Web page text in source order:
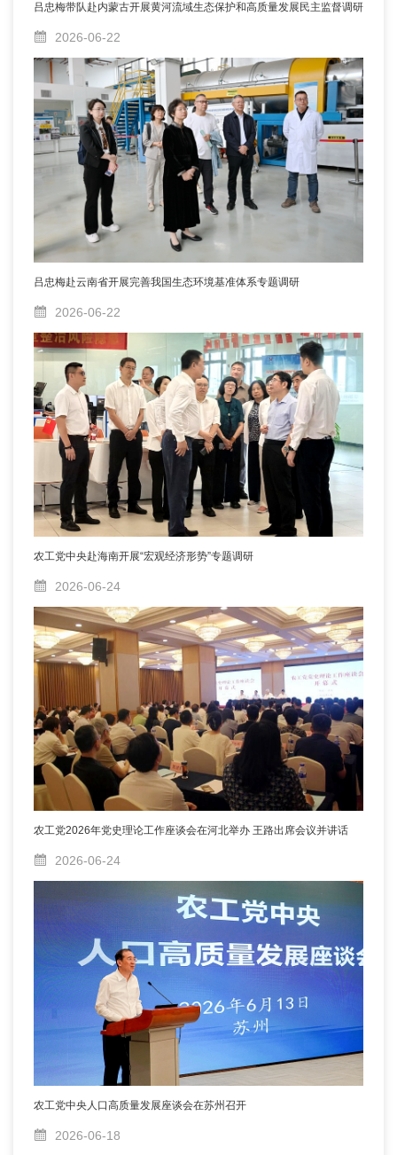
吕忠梅带队赴内蒙古开展黄河流域生态保护和高质量发展民主监督调研
2026-06-22
吕忠梅赴云南省开展完善我国生态环境基准体系专题调研
2026-06-22
农工党中央赴海南开展“宏观经济形势”专题调研
2026-06-24
农工党2026年党史理论工作座谈会在河北举办 王路出席会议并讲话
2026-06-24
农工党中央人口高质量发展座谈会在苏州召开
2026-06-18